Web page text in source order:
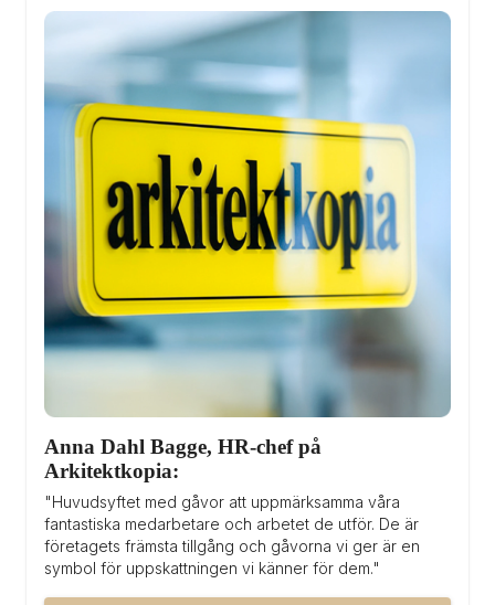
Anna Dahl Bagge, HR-chef på
Arkitektkopia:
"Huvudsyftet med gåvor att uppmärksamma våra
fantastiska medarbetare och arbetet de utför. De är
företagets främsta tillgång och gåvorna vi ger är en
symbol för uppskattningen vi känner för dem."